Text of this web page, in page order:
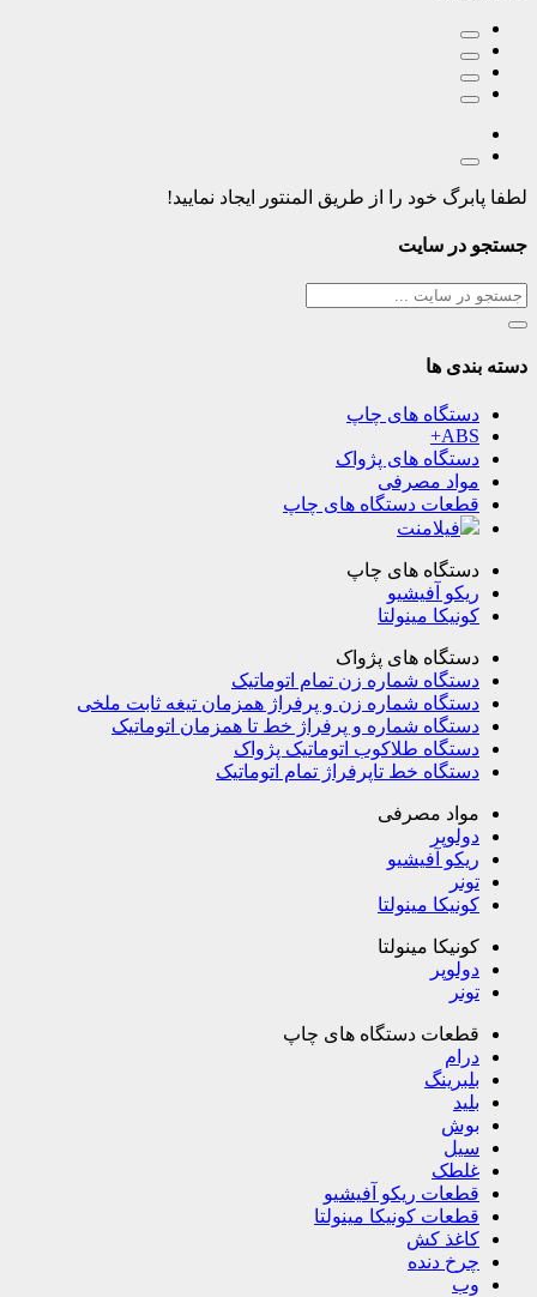
لطفا پابرگ خود را از طریق المنتور ایجاد نمایید!
جستجو در سایت
دسته بندی ها
دستگاه های چاپ
ABS+
دستگاه های پژواک
مواد مصرفی
قطعات دستگاه های چاپ
فیلامنت
دستگاه های چاپ
ریکو آفیشیو
کونیکا مینولتا
دستگاه های پژواک
دستگاه شماره زن تمام اتوماتیک
دستگاه شماره زن و پرفراژ همزمان تیغه ثابت ملخی
دستگاه شماره و پرفراژ خط تا همزمان اتوماتیک
دستگاه طلاکوب اتوماتیک پژواک
دستگاه خط تاپرفراژ تمام اتوماتیک
مواد مصرفی
دولوپر
ریکو آفیشیو
تونر
کونیکا مینولتا
کونیکا مینولتا
دولوپر
تونر
قطعات دستگاه های چاپ
درام
بلبرینگ
بلید
بوش
سیل
غلطک
قطعات ریکو آفیشیو
قطعات کونیکا مینولتا
کاغذ کش
چرخ دنده
وب